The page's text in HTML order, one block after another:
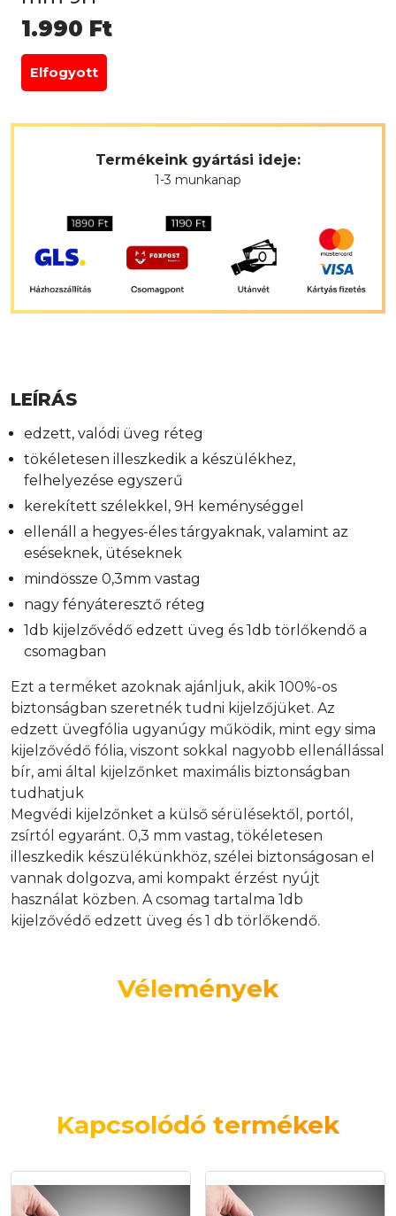
1.990 Ft
Elfogyott
Termékeink gyártási ideje:
1-3 munkanap
LEÍRÁS
edzett, valódi üveg réteg
tökéletesen illeszkedik a készülékhez,
felhelyezése egyszerű
kerekített szélekkel, 9H keménységgel
ellenáll a hegyes-éles tárgyaknak, valamint az
eséseknek, ütéseknek
mindössze 0,3mm vastag
nagy fényáteresztő réteg
1db kijelzővédő edzett üveg és 1db törlőkendő a
csomagban
Ezt a terméket azoknak ajánljuk, akik 100%-os
biztonságban szeretnék tudni kijelzőjüket. Az
edzett üvegfólia ugyanúgy működik, mint egy sima
kijelzővédő fólia, viszont sokkal nagyobb ellenállással
bír, ami által kijelzőnket maximális biztonságban
tudhatjuk
Megvédi kijelzőnket a külső sérülésektől, portól,
zsírtól egyaránt. 0,3 mm vastag, tökéletesen
illeszkedik készülékünkhöz, szélei biztonságosan el
vannak dolgozva, ami kompakt érzést nyújt
használat közben. A csomag tartalma 1db
kijelzővédő edzett üveg és 1 db törlőkendő.
Vélemények
Kapcsolódó termékek